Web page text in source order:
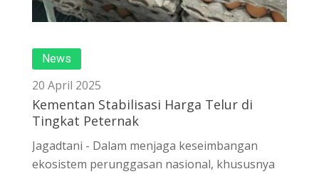
News
20 April 2025
Kementan Stabilisasi Harga Telur di
Tingkat Peternak
Jagadtani - Dalam menjaga keseimbangan
ekosistem perunggasan nasional, khususnya